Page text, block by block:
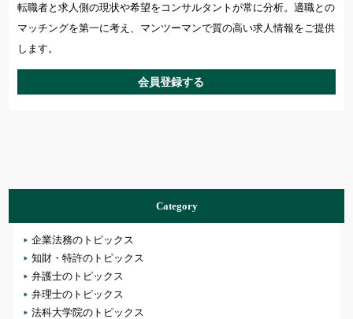
転職者と求人側の現状や希望をコンサルタントが常に分析。適職との
マッチングを第一に考え、マンツーマンで質の高い求人情報をご提供
します。
会員登録する
Category
企業法務のトピックス
知財・特許のトピックス
弁護士のトピックス
弁理士のトピックス
法科大学院のトピックス